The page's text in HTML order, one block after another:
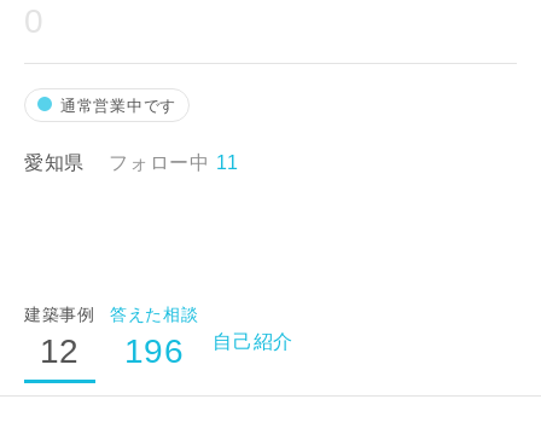
0
通常営業中です
愛知県 フォロー中 11
建築事例
12
答えた相談
196 自己紹介